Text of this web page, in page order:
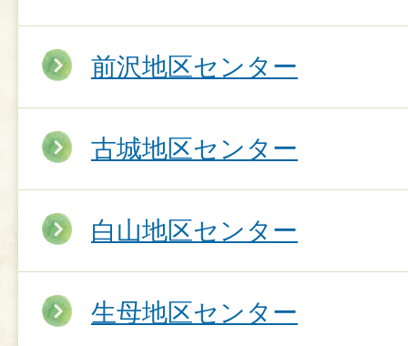
前沢地区センター
古城地区センター
白山地区センター
生母地区センター